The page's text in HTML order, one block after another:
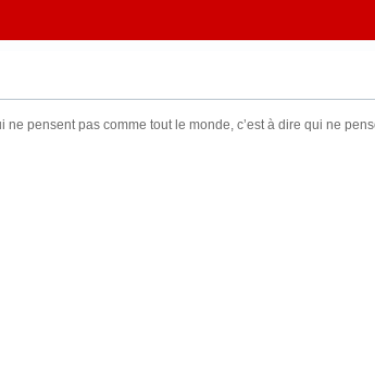
pensent pas comme tout le monde, c’est à dire qui ne